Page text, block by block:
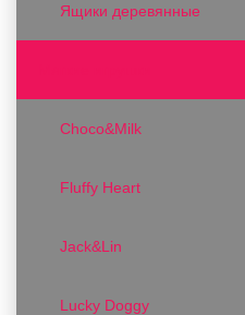
Ящики деревянные
Choco&Milk
Fluffy Heart
Jack&Lin
Lucky Doggy